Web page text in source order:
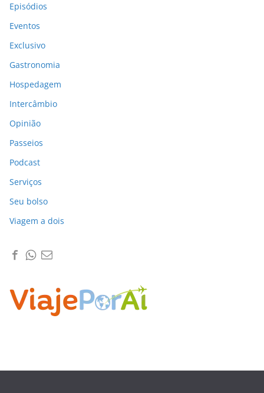
Episódios
Eventos
Exclusivo
Gastronomia
Hospedagem
Intercâmbio
Opinião
Passeios
Podcast
Serviços
Seu bolso
Viagem a dois